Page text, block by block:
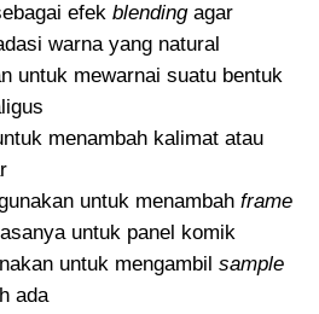
efek blendingagar
warna yang natural
untuk mewarnai suatu bentuk
menambah kalimat atau
untuk menambah frame
untuk panel komik
untuk mengambil sample
ada